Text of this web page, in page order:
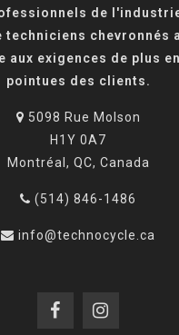
de
techniciens chevronnés
aux exigences de plus
pointues des clients.
5098 Rue Molson
H1Y 0A7
Montréal, QC, Canada
(514) 846-1486
info@technocycle.ca